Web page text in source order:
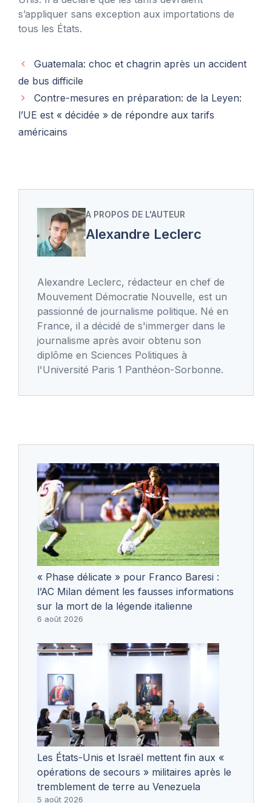
s’appliquer sans exception aux importations de
tous les États.
Guatemala: choc et chagrin après un accident
de bus difficile
Contre-mesures en préparation: de la Leyen:
l’UE est « décidée » de répondre aux tarifs
américains
A PROPOS DE L'AUTEUR
Alexandre Leclerc
Alexandre Leclerc, rédacteur en chef de
Mouvement Démocratie Nouvelle, est un
passionné de journalisme politique. Né en
France, il a décidé de s'immerger dans le
journalisme après avoir obtenu son
diplôme en Sciences Politiques à
l'Université Paris 1 Panthéon-Sorbonne.
« Phase délicate » pour Franco Baresi :
l’AC Milan dément les fausses informations
sur la mort de la légende italienne
6 août 2026
Les États-Unis et Israël mettent fin aux «
opérations de secours » militaires après le
tremblement de terre au Venezuela
5 août 2026